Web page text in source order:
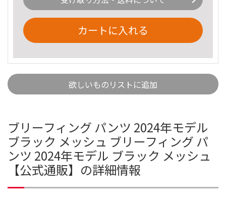
カートに入れる
欲しいものリストに追加
ブリーフィング パンツ 2024年モデル
ブラック メッシュ ブリーフィング パ
ンツ 2024年モデル ブラック メッシュ
【公式通販】の詳細情報